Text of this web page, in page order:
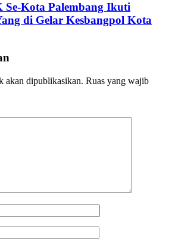
Se-Kota Palembang Ikuti
di Gelar Kesbangpol Kota
akan dipublikasikan. Ruas yang wajib